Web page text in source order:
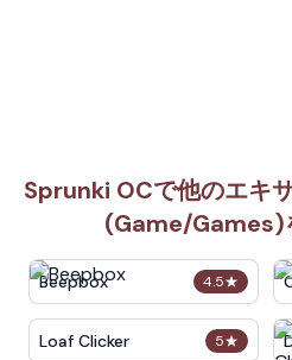
Sprunki OCで他のエキ
(Game/Games)
4.5★
Beepbox
5★
Loaf Clicker